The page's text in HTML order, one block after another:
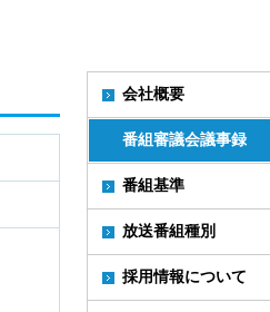
会社概要
番組審議会議事録
番組基準
放送番組種別
採用情報について